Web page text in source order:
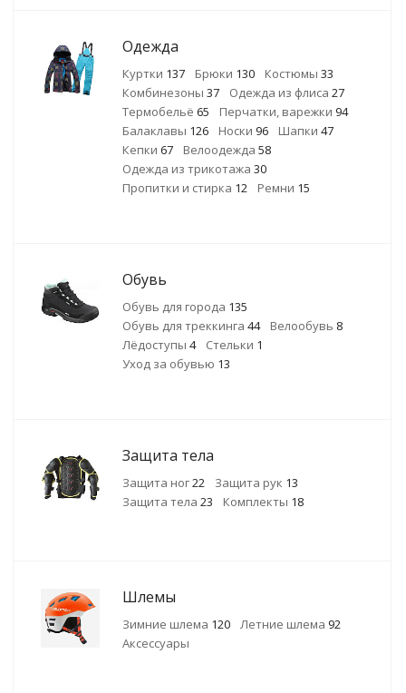
Одежда
Куртки 137 Брюки 130 Костюмы 33
Комбинезоны 37 Одежда из флиса 27
Термобельё 65 Перчатки, варежки 94
Балаклавы 126 Носки 96 Шапки 47
Кепки 67 Велоодежда 58
Одежда из трикотажа 30
Пропитки и стирка 12 Ремни 15
Обувь
Обувь для города 135
Обувь для треккинга 44 Велообувь 8
Лёдоступы 4 Стельки 1
Уход за обувью 13
Защита тела
Защита ног22 Защита рук 13
Защита тела 23 Комплекты 18
Шлемы
Зимние шлема 120 Летние шлема 92
Аксессуары